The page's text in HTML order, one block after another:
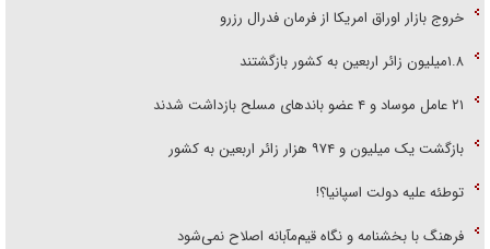
خروج بازار اوراق امریکا از فرمان فدرال رزرو
۱.۸میلیون زائر اربعین به کشور بازگشتند
۲۱ عامل موساد و ۴ عضو باند‌های مسلح بازداشت شدند
بازگشت یک میلیون و ۹۷۴ هزار زائر اربعین به کشور
توطئه علیه دولت اسپانیا؟!
فرهنگ با بخشنامه و نگاه قیم‌مآبانه اصلاح نمی‌شود